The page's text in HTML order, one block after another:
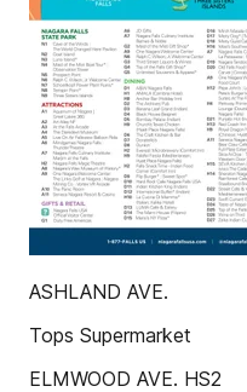
ASHLAND AVE.
Tops Supermarket
ELMWOOD AVE. HS2